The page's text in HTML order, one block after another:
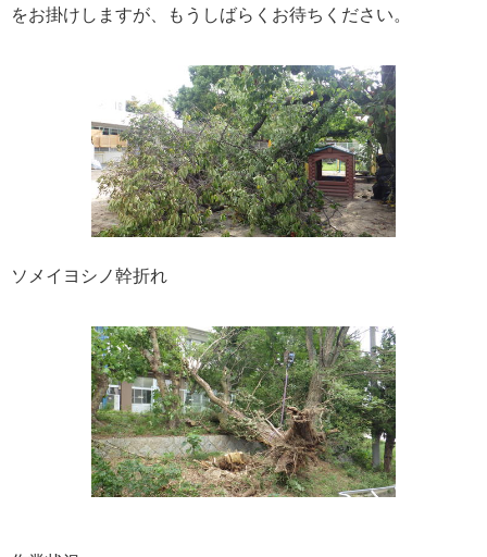
をお掛けしますが、もうしばらくお待ちください。
ソメイヨシノ幹折れ